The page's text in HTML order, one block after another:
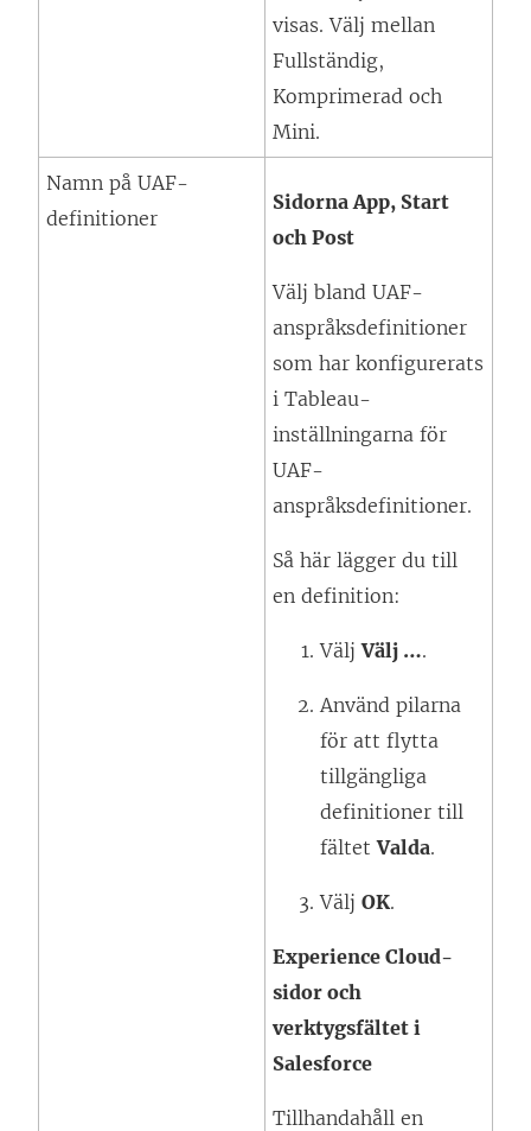
visas. Välj mellan
Fullständig,
Komprimerad och
Mini.
Namn på UAF-
definitioner
Sidorna App, Start
och Post
Välj bland UAF-
anspråksdefinitioner
som har konfigurerats
i Tableau-
inställningarna för
UAF-
anspråksdefinitioner.
Så här lägger du till
en definition:
VäljVälj ….
Använd pilarna
för att flytta
tillgängliga
definitioner till
fältetValda.
Välj OK.
Experience Cloud-
sidor och
verktygsfältet i
Salesforce
Tillhandahåll en